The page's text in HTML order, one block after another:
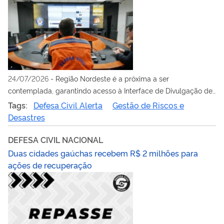
24/07/2026 - Região Nordeste é a próxima a ser
contemplada, garantindo acesso à Interface de Divulgação de
Alertas Públicos com segurança
Tags: Defesa Civil Alerta
Gestão de Riscos e
Desastres
DEFESA CIVIL NACIONAL
Duas cidades gaúchas recebem R$ 2 milhões para
ações de recuperação